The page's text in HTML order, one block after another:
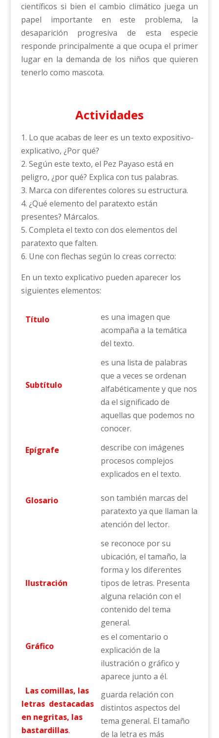
científicos si bien el cambio climático juega un
papel importante en este problema, la
desaparición progresiva de esta especie
responde principalmente a que ocupa el primer
lugar en la demanda de los niños que quieren
tenerlo como mascota.
Actividades
1. Lo que acabas de leer es un texto expositivo-
explicativo, ¿Por qué?
2. Según este texto, el Pez Payaso está en
peligro, ¿por qué? Explica con tus palabras.
3. Marca con diferentes colores su estructura.
4. ¿Qué elemento del paratexto están
presentes? Márcalos.
5. Completa el texto con dos elementos del
paratexto que falten.
6. Une con flechas según lo creas correcto:
En un texto explicativo pueden aparecer los
siguientes elementos:
Título
es una imagen que
acompaña a la temática
del texto.
Subtítulo
es una lista de palabras
que a veces se ordenan
alfabéticamente y que nos
da el significado de
aquellas que podemos no
conocer.
Epígrafe
describe con imágenes
procesos complejos
explicados en el texto.
Glosario
son también marcas del
paratexto ya que llaman la
atención del lector.
Ilustración
se reconoce por su
ubicación, el tamaño, la
forma y los diferentes
tipos de letras. Presenta
alguna relación con el
contenido del tema
general.
Gráfico
es el comentario o
explicación de la
ilustración o gráfico y
aparece junto a él.
Las comillas, las
letras destacadas
en negritas, las
bastardillas.
guarda relación con
distintos aspectos del
tema general. El tamaño
de la letra es más